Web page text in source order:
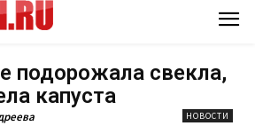
подорожала свекла,
капуста
НОВОСТИ